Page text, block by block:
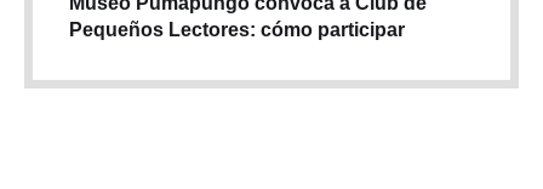
Pequeños Lectores: cómo participar